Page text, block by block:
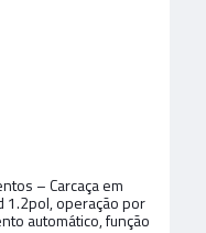
– Carcaça em
1.2pol, operação por
automático, função